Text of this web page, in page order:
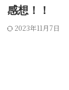
感想！！
2023年11月7日